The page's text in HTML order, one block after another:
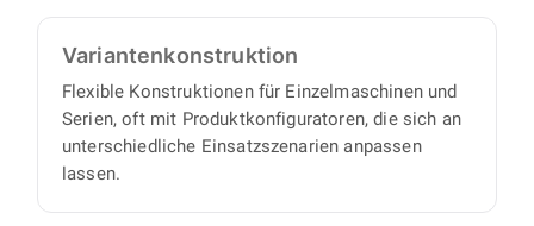
Varianten­konstruktion
Flexible Konstruktionen für Einzelmaschinen und
Serien, oft mit Produktkonfiguratoren, die sich an
unterschiedliche Einsatzszenarien anpassen
lassen.